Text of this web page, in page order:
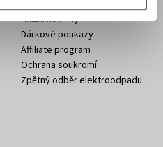
Knižní novinky
Dárkové poukazy
Affiliate program
Ochrana soukromí
Zpětný odběr elektroodpadu